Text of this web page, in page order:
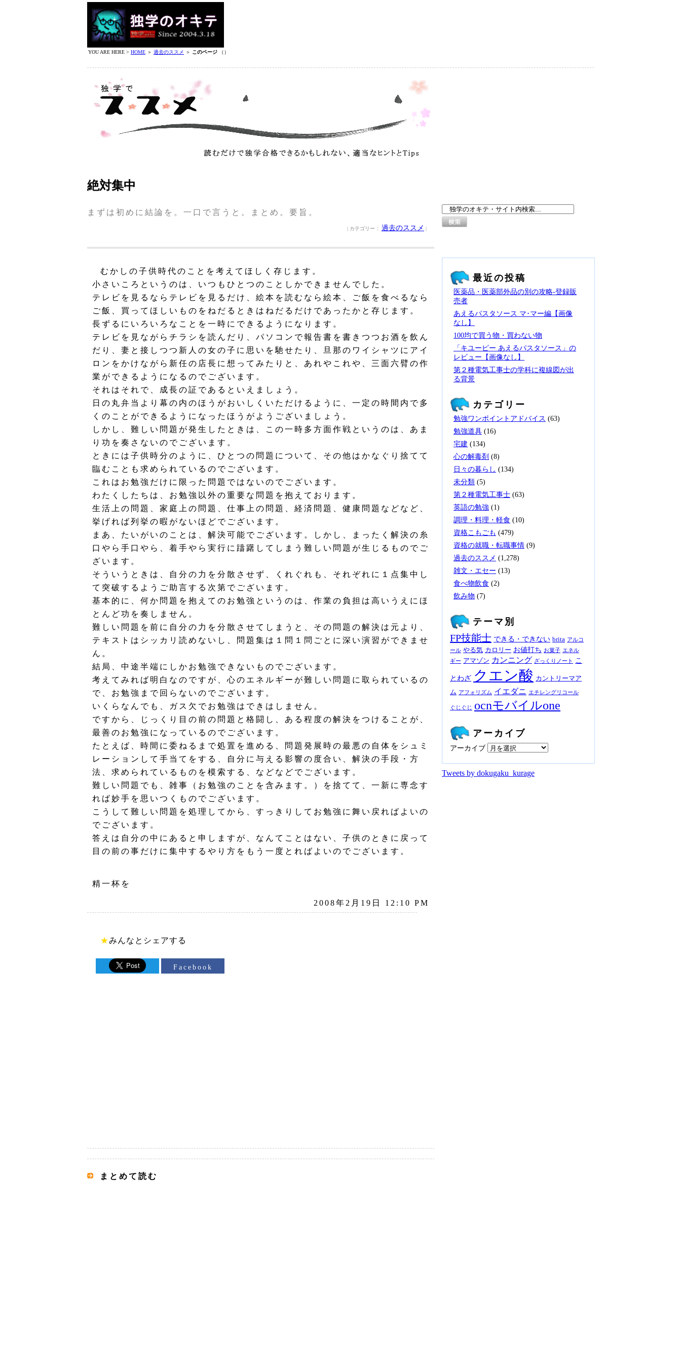
YOU ARE HERE > HOME ＞ 過去のススメ ＞ このページ （）
絶対集中
まずは初めに結論を。一口で言うと。まとめ。要旨。
| カテゴリー： 過去のススメ |
むかしの子供時代のことを考えてほしく存じます。
小さいころというのは、いつもひとつのことしかできませんでした。
テレビを見るならテレビを見るだけ、絵本を読むなら絵本、ご飯を食べるなら
ご飯、買ってほしいものをねだるときはねだるだけであったかと存じます。
長ずるにいろいろなことを一時にできるようになります。
テレビを見ながらチラシを読んだり、パソコンで報告書を書きつつお酒を飲ん
だり、妻と接しつつ新人の女の子に思いを馳せたり、旦那のワイシャツにアイ
ロンをかけながら新任の店長に想ってみたりと、あれやこれや、三面六臂の作
業ができるようになるのでございます。
それはそれで、成長の証であるといえましょう。
日の丸弁当より幕の内のほうがおいしくいただけるように、一定の時間内で多
くのことができるようになったほうがようございましょう。
しかし、難しい問題が発生したときは、この一時多方面作戦というのは、あま
り功を奏さないのでございます。
ときには子供時分のように、ひとつの問題について、その他はかなぐり捨てて
臨むことも求められているのでございます。
これはお勉強だけに限った問題ではないのでございます。
わたくしたちは、お勉強以外の重要な問題を抱えております。
生活上の問題、家庭上の問題、仕事上の問題、経済問題、健康問題などなど、
挙げれば列挙の暇がないほどでございます。
まあ、たいがいのことは、解決可能でございます。しかし、まったく解決の糸
口やら手口やら、着手やら実行に躊躇してしまう難しい問題が生じるものでご
ざいます。
そういうときは、自分の力を分散させず、くれぐれも、それぞれに１点集中し
て突破するようご助言する次第でございます。
基本的に、何か問題を抱えてのお勉強というのは、作業の負担は高いうえにほ
とんど功を奏しません。
難しい問題を前に自分の力を分散させてしまうと、その問題の解決は元より、
テキストはシッカリ読めないし、問題集は１問１問ごとに深い演習ができませ
ん。
結局、中途半端にしかお勉強できないものでございます。
考えてみれば明白なのですが、心のエネルギーが難しい問題に取られているの
で、お勉強まで回らないのでございます。
いくらなんでも、ガス欠でお勉強はできはしません。
ですから、じっくり目の前の問題と格闘し、ある程度の解決をつけることが、
最善のお勉強になっているのでございます。
たとえば、時間に委ねるまで処置を進める、問題発展時の最悪の自体をシュミ
レーションして手当てをする、自分に与える影響の度合い、解決の手段・方
法、求められているものを模索する、などなどでございます。
難しい問題でも、雑事（お勉強のことを含みます。）を捨てて、一新に専念す
れば妙手を思いつくものでございます。
こうして難しい問題を処理してから、すっきりしてお勉強に舞い戻ればよいの
でございます。
答えは自分の中にあると申しますが、なんてことはない、子供のときに戻って
目の前の事だけに集中するやり方をもう一度とればよいのでございます。
精一杯を
2008年2月19日 12:10 PM
★みんなとシェアする
Facebook
まとめて読む
最近の投稿
医薬品・医薬部外品の別の攻略‐登録販
売者
あえるパスタソース マ･マー編【画像
なし】
100均で買う物・買わない物
「キユーピー あえるパスタソース」の
レビュー【画像なし】
第２種電気工事士の学科に複線図が出
る背景
カテゴリー
勉強ワンポイントアドバイス (63)
勉強道具 (16)
宅建 (134)
心の解毒剤 (8)
日々の暮らし (134)
未分類 (5)
第２種電気工事士 (63)
英語の勉強 (1)
調理・料理・軽食 (10)
資格こもごも (479)
資格の就職・転職事情 (9)
過去のススメ (1,278)
雑文・エセー (13)
食べ物飲食 (2)
飲み物 (7)
テーマ別
FP技能士 できる・できない brita アルコ
ール やる気 カロリー お値打ち お菓子 エネル
ギー アマゾン カンニング ざっくりノート こ
とわざ クエン酸 カントリーマア
ム アフォリズム イエダニ エチレングリコール
ぐじぐじ ocnモバイルone
アーカイブ
アーカイブ
Tweets by dokugaku_kurage